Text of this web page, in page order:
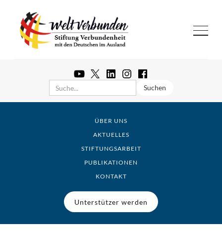
ÜBER UNS
AKTUELLES
STIFTUNGSARBEIT
PUBLIKATIONEN
KONTAKT
Unterstützer werden